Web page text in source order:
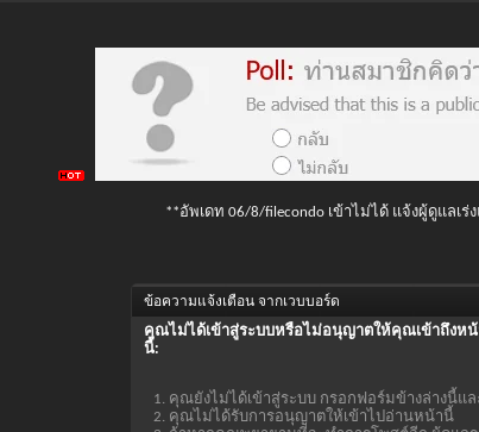
**อัพเดท 06/8/filecondo เข้าไม่ได้ แจ้งผู้ดูแล
ข้อความแจ้งเตือน จากเวบบอร์ด
คุณไม่ได้เข้าสู่ระบบหรือไม่อนุญาตให้คุณเข้าถึงหน้
นี้:
คุณยังไม่ได้เข้าสู่ระบบ กรอกฟอร์มข้างล่างนี้แล
คุณไม่ได้รับการอนุญาตให้เข้าไปอ่านหน้านี้